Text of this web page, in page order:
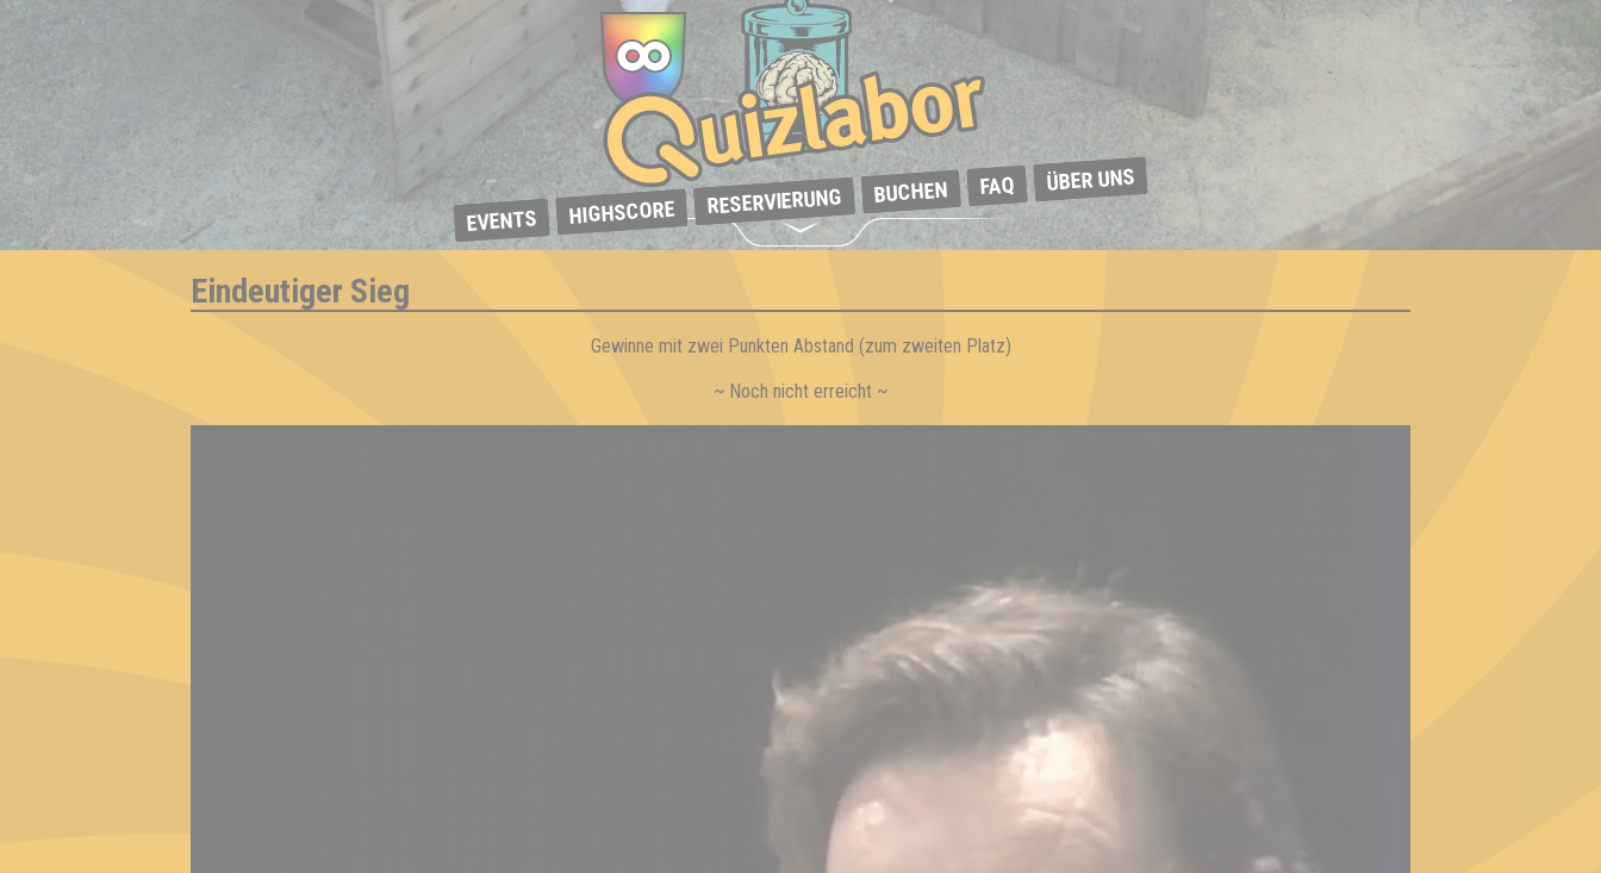
EVENTS HIGHSCORE RESERVIERUNG BUCHEN FAQ ÜBER UNS
Eindeutiger Sieg
Gewinne mit zwei Punkten Abstand (zum zweiten Platz)
~ Noch nicht erreicht ~